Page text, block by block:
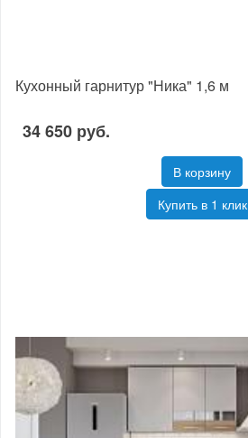
Кухонный гарнитур "Ника" 1,6 м
34 650 руб.
В корзину
Купить в 1 клик